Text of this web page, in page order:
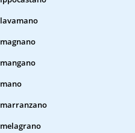
lavamano
magnano
mangano
mano
marranzano
melagrano